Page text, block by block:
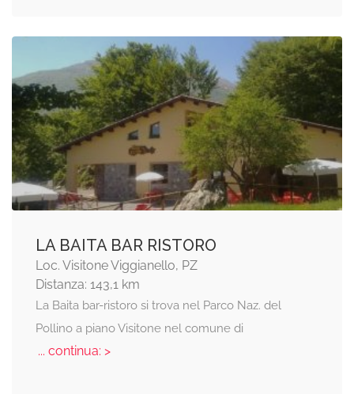
LA BAITA BAR RISTORO
Loc. Visitone Viggianello, PZ
Distanza: 143,1 km
La Baita bar-ristoro si trova nel Parco Naz. del
Pollino a piano Visitone nel comune di
... continua: >